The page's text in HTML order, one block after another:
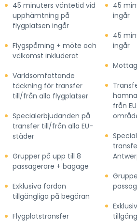
45 minuters väntetid vid
upphämtning på
flygplatsen ingår
Flygspårning + möte och
välkomst inkluderat
Världsomfattande
täckning för transfer
till/från alla flygplatser
Specialerbjudanden på
transfer till/från alla EU-
städer
Grupper på upp till 8
passagerare + bagage
Exklusiva fordon
tillgängliga på begäran
Flygplatstransfer
45
ingår
45
ingår
från